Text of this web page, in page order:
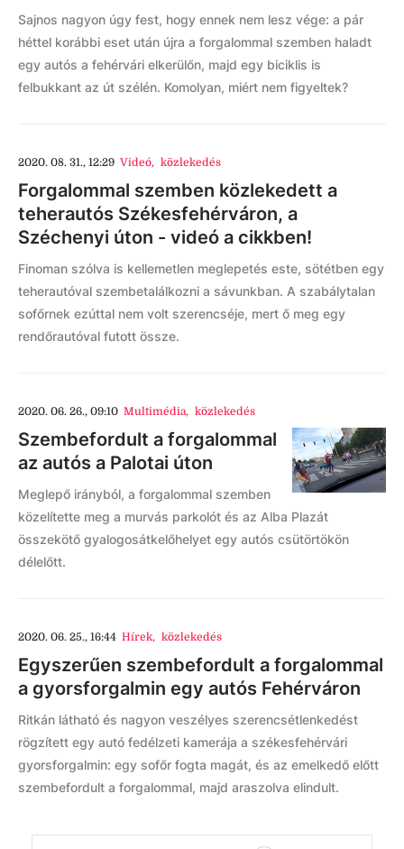
Sajnos nagyon úgy fest, hogy ennek nem lesz vége: a pár
héttel korábbi eset után újra a forgalommal szemben haladt
egy autós a fehérvári elkerülőn, majd egy biciklis is
felbukkant az út szélén. Komolyan, miért nem figyeltek?
2020. 08. 31., 12:29 Videó, közlekedés
Forgalommal szemben közlekedett a
teherautós Székesfehérváron, a
Széchenyi úton - videó a cikkben!
Finoman szólva is kellemetlen meglepetés este, sötétben egy
teherautóval szembetalálkozni a sávunkban. A szabálytalan
sofőrnek ezúttal nem volt szerencséje, mert ő meg egy
rendőrautóval futott össze.
2020. 06. 26., 09:10 Multimédia, közlekedés
Szembefordult a forgalommal
az autós a Palotai úton
Meglepő irányból, a forgalommal szemben
közelítette meg a murvás parkolót és az Alba Plazát
összekötő gyalogosátkelőhelyet egy autós csütörtökön
délelőtt.
2020. 06. 25., 16:44 Hírek, közlekedés
Egyszerűen szembefordult a forgalommal
a gyorsforgalmin egy autós Fehérváron
Ritkán látható és nagyon veszélyes szerencsétlenkedést
rögzített egy autó fedélzeti kamerája a székesfehérvári
gyorsforgalmin: egy sofőr fogta magát, és az emelkedő előtt
szembefordult a forgalommal, majd araszolva elindult.